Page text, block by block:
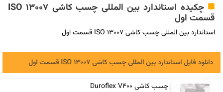
چکیده استاندارد بین المللی چسب کاشی ISO 13007
قسمت اول
استاندارد بین المللی چسب کاشی ISO 13007 قسمت اول
دانلود فایل استاندارد بین المللی چسب کاشی ISO 13007 قسمت اول
چسب کاشی Duroflex V400